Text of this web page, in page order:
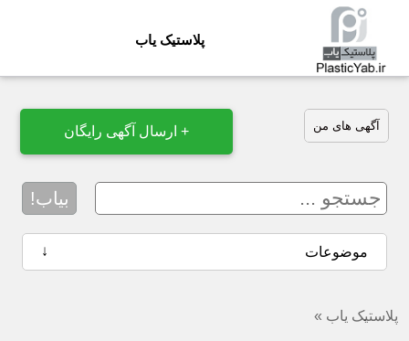
پلاستیک یاب
آگهی های من + ارسال آگهی رایگان
بیاب!
↓ موضوعات
پلاستیک یاب »